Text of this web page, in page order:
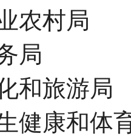
农村局
局
和旅游局
健康和体